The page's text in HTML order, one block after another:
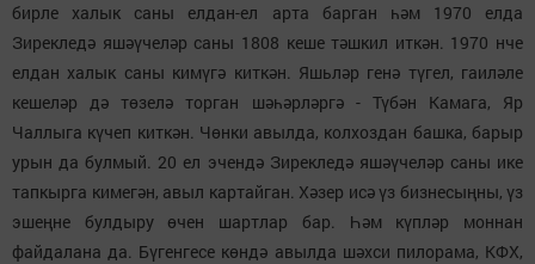
бирле халык саны елдан-ел арта барган һәм 1970 елда
Зирекледә яшәүчеләр саны 1808 кеше тәшкил иткән. 1970 нче
елдан халык саны кимүгә киткән. Яшьләр генә түгел, гаиләле
кешеләр дә төзелә торган шәһәрләргә - Түбән Камага, Яр
Чаллыга күчеп киткән. Чөнки авылда, колхоздан башка, барыр
урын да булмый. 20 ел эчендә Зирекледә яшәүчеләр саны ике
тапкырга кимегән, авыл картайган. Хәзер исә үз бизнесыңны, үз
эшеңне булдыру өчен шартлар бар. Һәм күпләр моннан
файдалана да. Бүгенгесе көндә авылда шәхси пилорама, КФХ,